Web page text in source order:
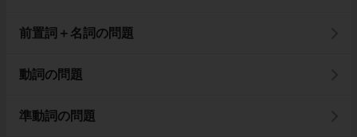
前置詞＋名詞の問題
動詞の問題
準動詞の問題